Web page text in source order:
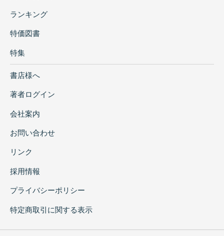
ランキング
特価図書
特集
書店様へ
著者ログイン
会社案内
お問い合わせ
リンク
採用情報
プライバシーポリシー
特定商取引に関する表示